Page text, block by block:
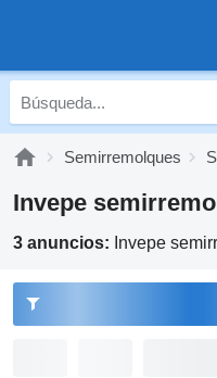
Semirremolques
Invepe
3 anuncios: Invepe